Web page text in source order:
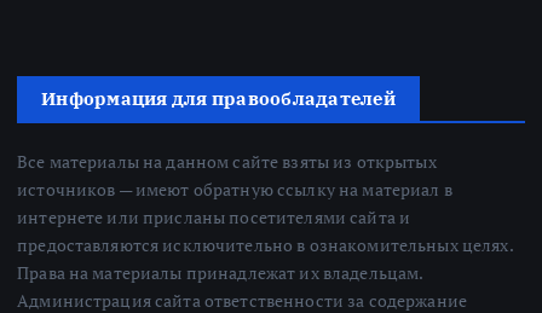
Информация для правообладателей
Все материалы на данном сайте взяты из открытых
источников — имеют обратную ссылку на материал в
интернете или присланы посетителями сайта и
предоставляются исключительно в ознакомительных целях.
Права на материалы принадлежат их владельцам.
Администрация сайта ответственности за содержание